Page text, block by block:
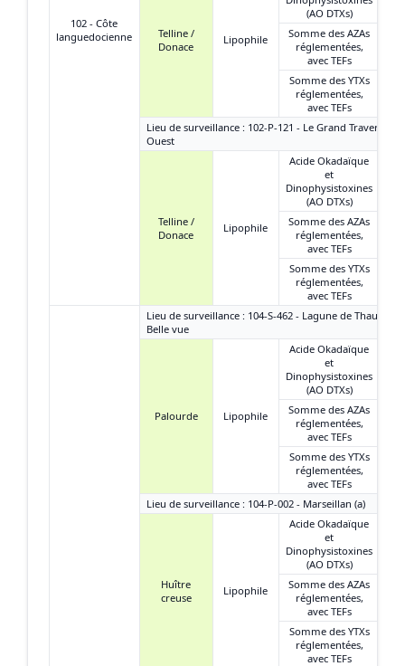
102 - Côte
languedocienne
Telline /
Donace
Lipophile
(AO DTXs)
Somme des AZAs
réglementées,
avec TEFs
Somme des YTXs
réglementées,
avec TEFs
Lieu de surveillance : 102-P-121 - Le Grand Travers
Ouest
Telline /
Donace
Lipophile
Acide Okadaïque
et
Dinophysistoxines
(AO DTXs)
Somme des AZAs
réglementées,
avec TEFs
Somme des YTXs
réglementées,
avec TEFs
Lieu de surveillance : 104-S-462 - Lagune de Thau -
Belle vue
Palourde Lipophile
Acide Okadaïque
et
Dinophysistoxines
(AO DTXs)
Somme des AZAs
réglementées,
avec TEFs
Somme des YTXs
réglementées,
avec TEFs
Lieu de surveillance : 104-P-002 - Marseillan (a)
Huître
creuse
Lipophile
Acide Okadaïque
et
Dinophysistoxines
(AO DTXs)
Somme des AZAs
réglementées,
avec TEFs
Somme des YTXs
réglementées,
avec TEFs